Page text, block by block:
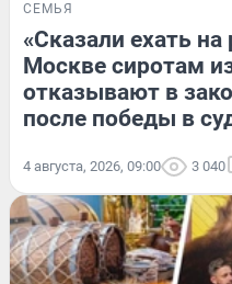
СЕМЬЯ
«Сказали ехать
Москве сиротам
отказывают в
после победы в
4 августа, 2026, 09:00 3 040